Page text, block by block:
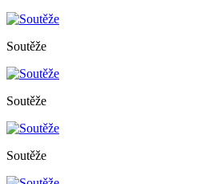
Soutěže
Soutěže
Soutěže